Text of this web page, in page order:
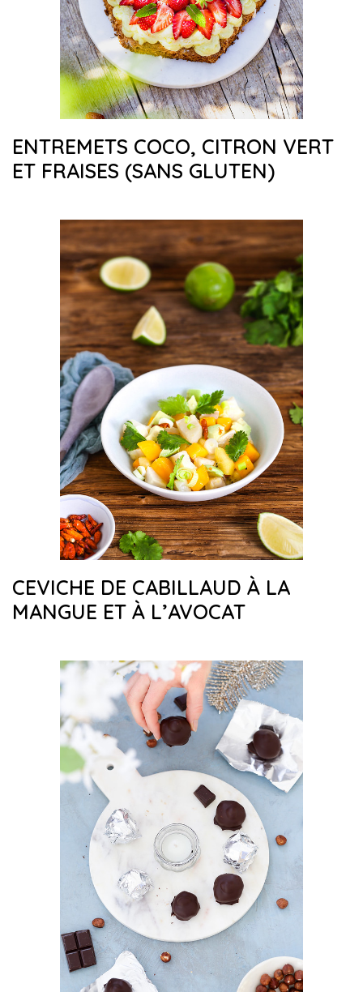
ENTREMETS COCO, CITRON VERT
ET FRAISES (SANS GLUTEN)
CEVICHE DE CABILLAUD À LA
MANGUE ET À L’AVOCAT